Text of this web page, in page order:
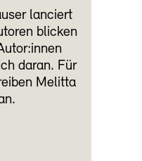
lanciert
blicken
daran. Für
Melitta